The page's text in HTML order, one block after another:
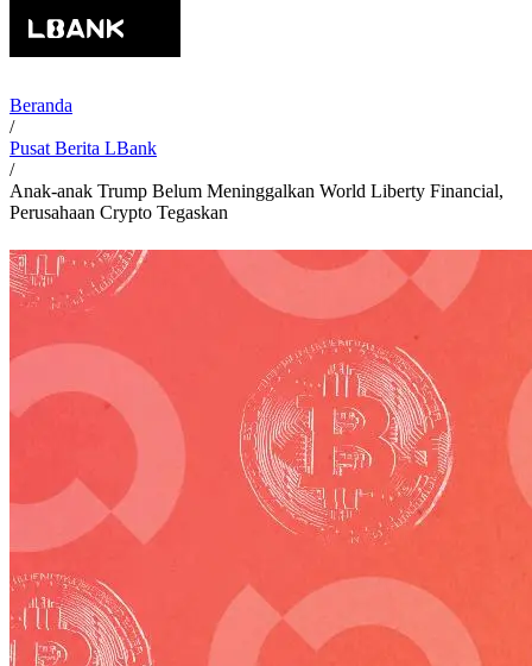
Beranda
/
Pusat Berita LBank
/
Anak-anak Trump Belum Meninggalkan World Liberty Financial,
Perusahaan Crypto Tegaskan